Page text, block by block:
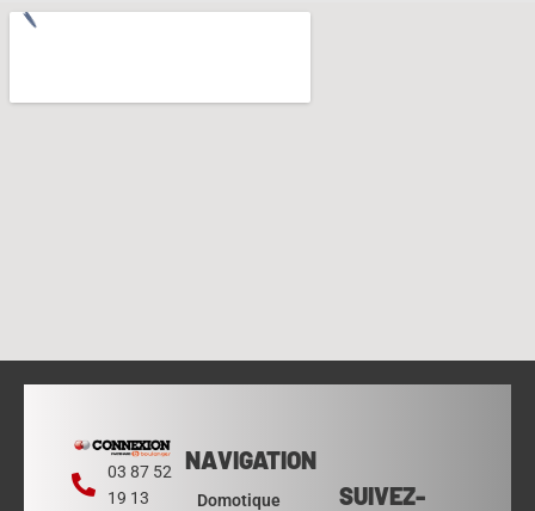
03 87 52
19 13
NAVIGATION
Domotique
SUIVEZ-